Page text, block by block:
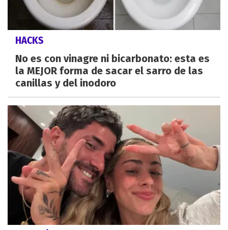
HACKS
No es con vinagre ni bicarbonato: esta es
la MEJOR forma de sacar el sarro de las
canillas y del inodoro